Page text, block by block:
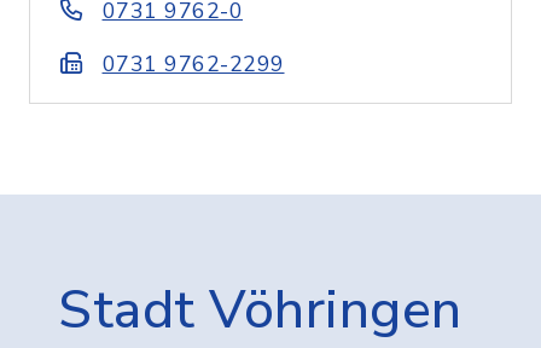
0731 9762-0
0731 9762-2299
Stadt Vöhringen